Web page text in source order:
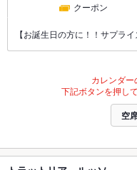
クーポン
【お誕生日の方に！！サプラ
カレンダー
下記ボタンを押し
空